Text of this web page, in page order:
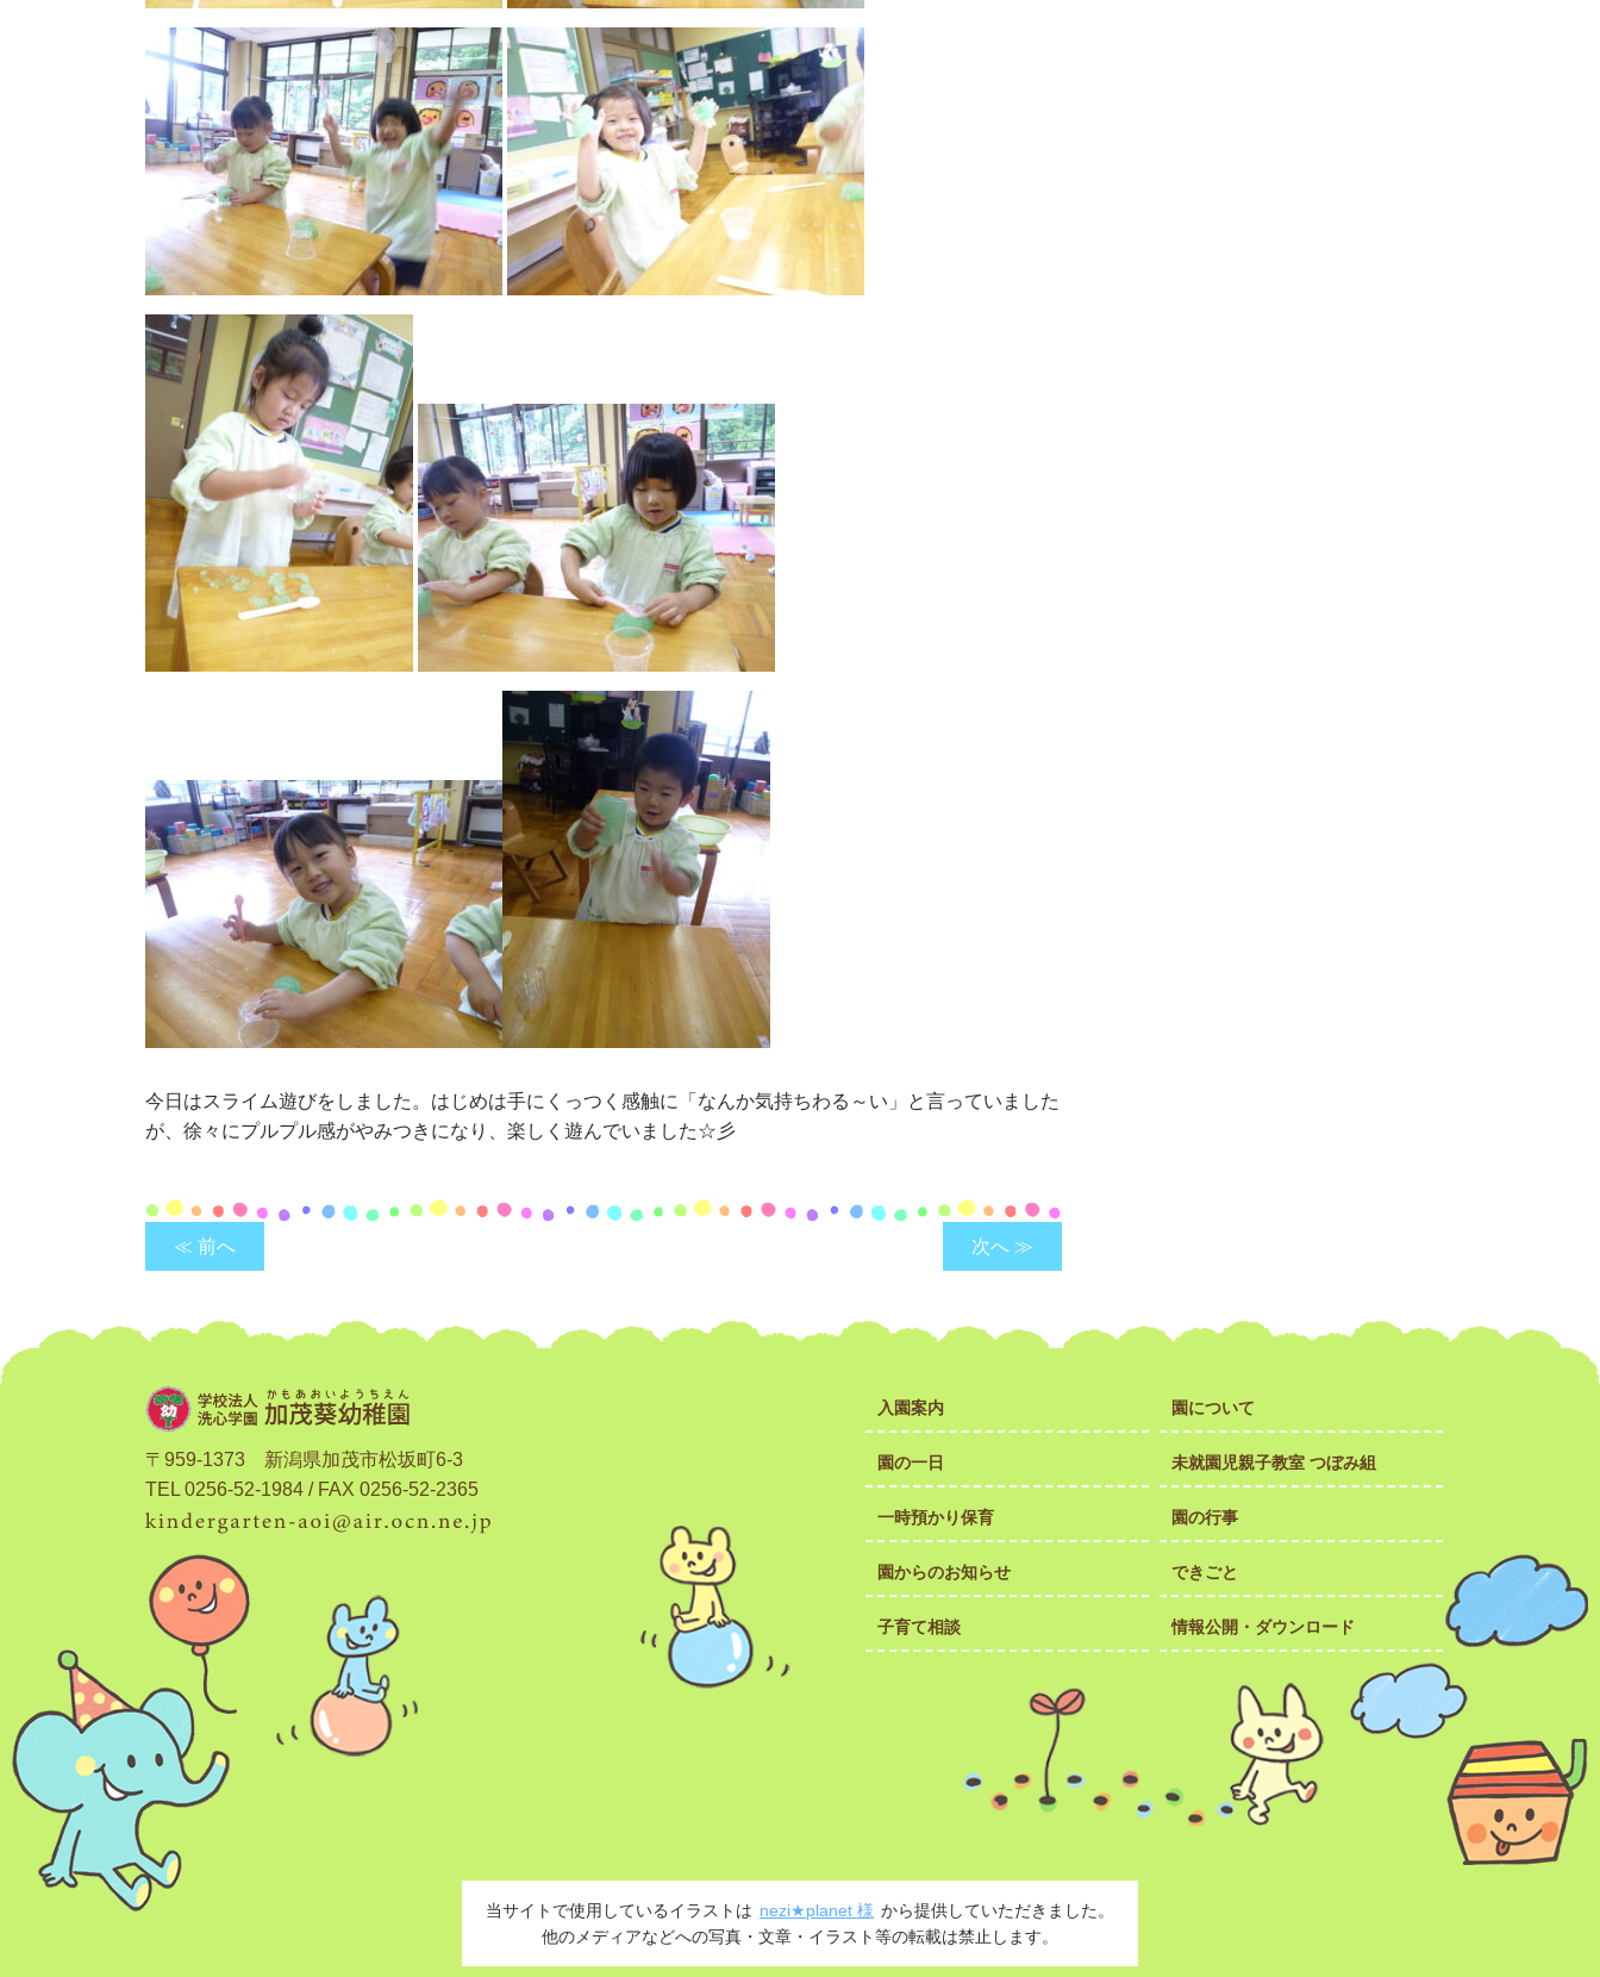
今日はスライム遊びをしました。はじめは手にくっつく感触に「なんか気持ちわる～い」と言っていました
が、徐々にプルプル感がやみつきになり、楽しく遊んでいました☆彡
≪ 前へ 次へ ≫
〒959-1373 新潟県加茂市松坂町6-3
TEL 0256-52-1984 / FAX 0256-52-2365
入園案内 園について
園の一日 未就園児親子教室 つぼみ組
一時預かり保育 園の行事
園からのお知らせ できごと
子育て相談 情報公開・ダウンロード
当サイトで使用しているイラストは nezi★planet 様 から提供していただきました。
他のメディアなどへの写真・文章・イラスト等の転載は禁止します。